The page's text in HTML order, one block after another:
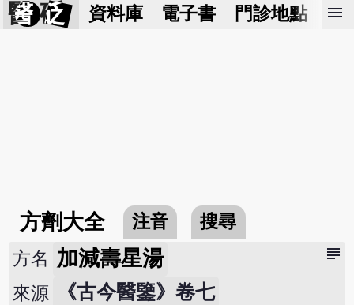
醫 砭 資料庫 電子書 門診地點 預
menu
方劑大全 注音 搜尋
subject
方名 加減壽星湯
來源 《古今醫鑒》卷七